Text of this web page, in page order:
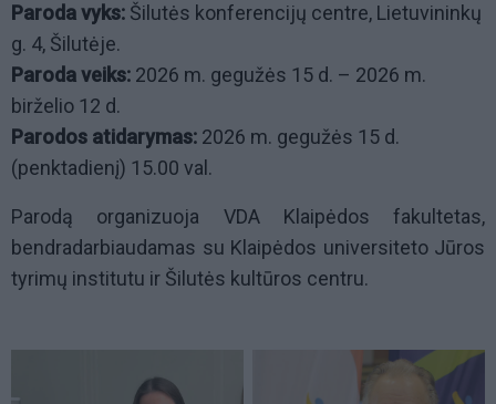
Paroda vyks: Šilutės konferencijų centre, Lietuvininkų
g. 4, Šilutėje.
Paroda veiks: 2026 m. gegužės 15 d. – 2026 m.
birželio 12 d.
Parodos atidarymas: 2026 m. gegužės 15 d.
(penktadienį) 15.00 val.
Parodą organizuoja VDA Klaipėdos fakultetas,
bendradarbiaudamas su Klaipėdos universiteto Jūros
tyrimų institutu ir Šilutės kultūros centru.